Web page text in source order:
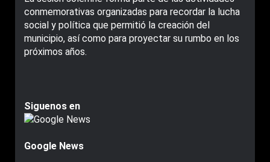
conmemorativas organizadas para recordar la lucha
social y política que permitió la creación del
municipio, así como para proyectar su rumbo en los
próximos años.
Siguenos en
Google News